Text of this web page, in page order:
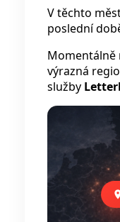
V těchto
poslední
Momentálně
výrazná
služby